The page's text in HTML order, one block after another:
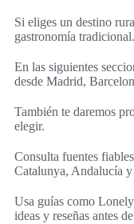
Si eliges un destino
gastronomía tradicional.
En las siguientes
desde Madrid,
También te daremos
elegir.
Consulta fuentes
Catalunya, Andalucía
Usa guías como
ideas y reseñas antes